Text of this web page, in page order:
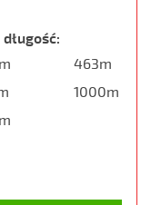
463m
1000m